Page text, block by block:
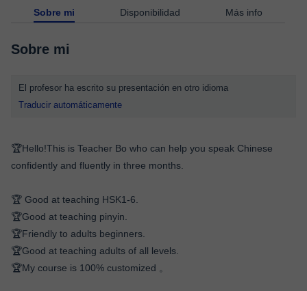
Sobre mi Disponibilidad Más info
Sobre mi
El profesor ha escrito su presentación en otro idioma
Traducir automáticamente
🏆Hello!This is Teacher Bo who can help you speak Chinese
confidently and fluently in three months.
🏆 Good at teaching HSK1-6.
🏆Good at teaching pinyin.
🏆Friendly to adults beginners.
🏆Good at teaching adults of all levels.
🏆My course is 100% customized 。